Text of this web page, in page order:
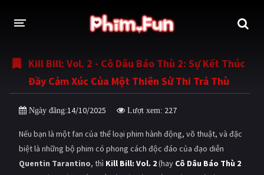
THỂ LOẠI
Thần thoại - Cổ trang Hành động
Tâm lý
Võ thuật - Kiếm hiệp Nhạc kịch
Kinh dị Tội phạm - Hình sự
Kill Bill: Vol. 2 - Cô Dâu Báo Thù 2: Sự Kết Thúc
Đầy Cảm Xúc Của Một Thiên Sử Thi Trả Thù
Ngày đăng:14/10/2025 Lượt xem: 227
Nếu bạn là một fan của thể loại phim hành động, võ thuật, và đặc
biệt là những bộ phim có phong cách độc đáo của đạo diễn
Quentin Tarantino, thì Kill Bill: Vol. 2(hay Cô Dâu Báo Thù 2